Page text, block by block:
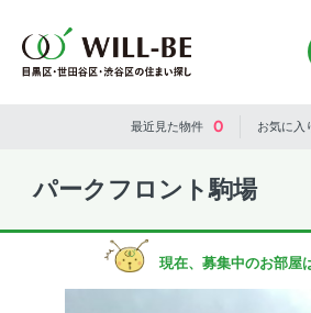
最近見た物件 0 お気に入
パークフロント駒場
現在、募集中のお部屋